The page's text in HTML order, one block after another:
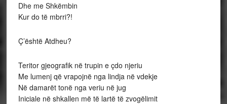
Dhe me Shkëmbin
Kur do të mbrri?!
Ç’është Atdheu?
Teritor gjeografik në trupin e çdo njeriu
Me lumenj që vrapojnë nga lindja në vdekje
Në damarët tonë nga veriu në jug
Iniciale në shkallen më të lartë të zvogëlimit